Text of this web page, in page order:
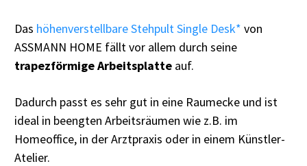
Das höhenverstellbare Stehpult Single Desk* von
ASSMANN HOME fällt vor allem durch seine
trapezförmige Arbeitsplatte auf.
Dadurch passt es sehr gut in eine Raumecke und ist
ideal in beengten Arbeitsräumen wie z.B. im
Homeoffice, in der Arztpraxis oder in einem Künstler-
Atelier.